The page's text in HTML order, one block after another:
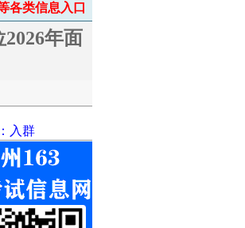
各类信息入口
年面
入群